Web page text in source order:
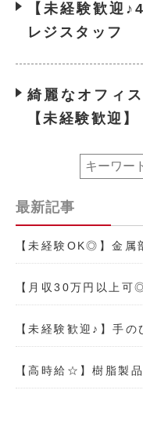
【未経験歓迎
レジスタッフ
綺麗なオフィ
【未経験歓迎】
最新記事
【未経験OK◎】金属
【月収30万円以上
【未経験歓迎♪】手
【高時給☆】樹脂製